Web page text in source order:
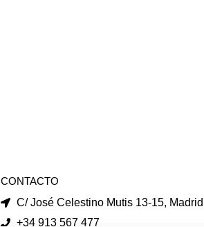
CONTACTO
C/ José Celestino Mutis 13-15, Madrid
+34 913 567 477